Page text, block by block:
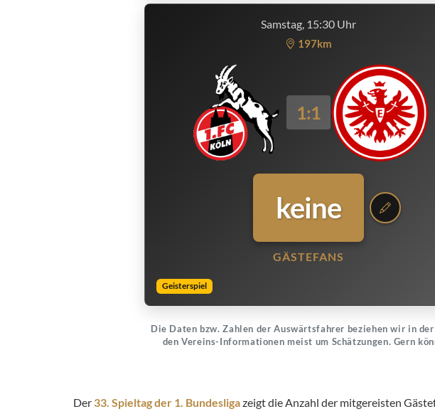
Samstag, 15:30 Uhr
197km
1:1
keine
GÄSTEFANS
Geisterspiel
Die Daten bzw. Zahlen der Auswärtsfahrer beziehen wir in
den Vereins-Informationen meist um Schätzungen. Gern
Der 33. Spieltag der 1. Bundesligazeigt die Anzahl der mitgereisten